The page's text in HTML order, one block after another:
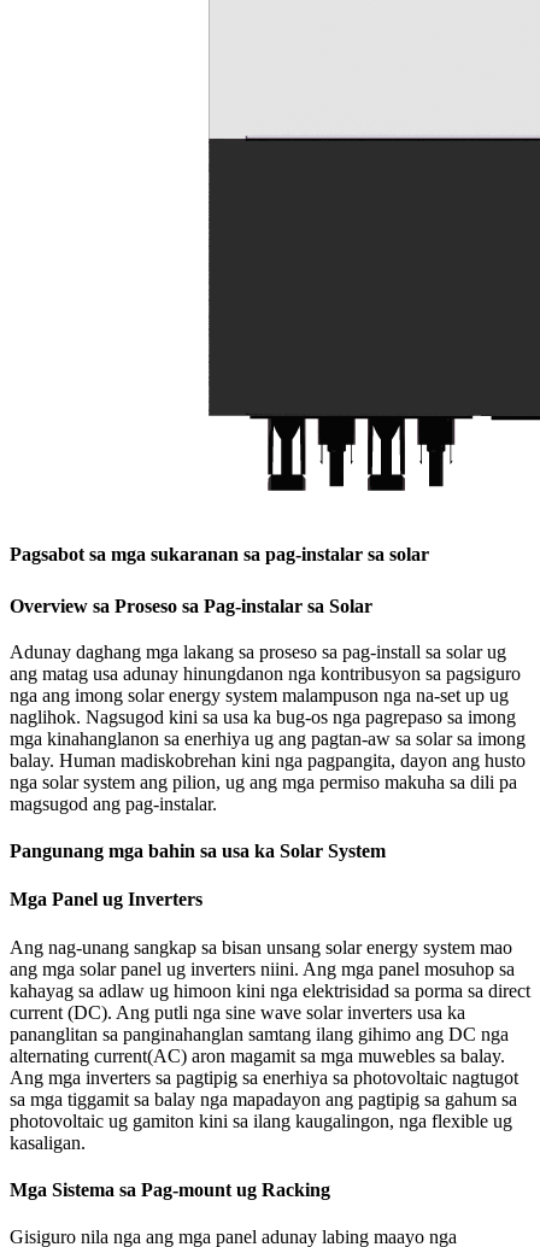
Pagsabot sa mga sukaranan sa pag-instalar sa solar
Overview sa Proseso sa Pag-instalar sa Solar
Adunay daghang mga lakang sa proseso sa pag-install sa solar ug
ang matag usa adunay hinungdanon nga kontribusyon sa pagsiguro
nga ang imong solar energy system malampuson nga na-set up ug
naglihok. Nagsugod kini sa usa ka bug-os nga pagrepaso sa imong
mga kinahanglanon sa enerhiya ug ang pagtan-aw sa solar sa imong
balay. Human madiskobrehan kini nga pagpangita, dayon ang husto
nga solar system ang pilion, ug ang mga permiso makuha sa dili pa
magsugod ang pag-instalar.
Pangunang mga bahin sa usa ka Solar System
Mga Panel ug Inverters
Ang nag-unang sangkap sa bisan unsang solar energy system mao
ang mga solar panel ug inverters niini. Ang mga panel mosuhop sa
kahayag sa adlaw ug himoon kini nga elektrisidad sa porma sa direct
current (DC). Ang putli nga sine wave solar inverters usa ka
pananglitan sa panginahanglan samtang ilang gihimo ang DC nga
alternating current(AC) aron magamit sa mga muwebles sa balay.
Ang mga inverters sa pagtipig sa enerhiya sa photovoltaic nagtugot
sa mga tiggamit sa balay nga mapadayon ang pagtipig sa gahum sa
photovoltaic ug gamiton kini sa ilang kaugalingon, nga flexible ug
kasaligan.
Mga Sistema sa Pag-mount ug Racking
Gisiguro nila nga ang mga panel adunay labing maayo nga